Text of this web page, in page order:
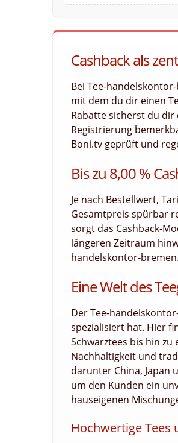
Cashback als
Bei Tee-
mit dem du dir einen
Rabatte sicherst du dir
Registrierung
Boni.tv geprüft und
Bis zu 8,00 %
Je nach Bestellwert,
Gesamtpreis spürbar
sorgt das Cashback-
längeren Zeitraum
handelskontor-bremen.
Eine Welt des
Der Tee-
spezialisiert hat. Hier
Schwarztees bis hin
Nachhaltigkeit und
darunter China, Japan
um den Kunden ein
hauseigenen
Hochwertige